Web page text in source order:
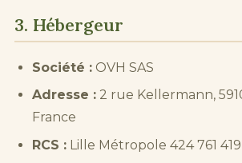
3. Hébergeur
Société : OVH SAS
Adresse : 2 rue Kellermann,
France
RCS : Lille Métropole 424 761